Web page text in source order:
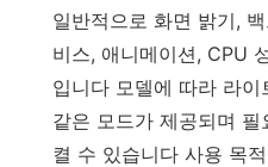
일반적으로 화면 밝기,
비스, 애니메이션, CPU
입니다 모델에 따라 라
같은 모드가 제공되며
켤 수 있습니다 사용 목